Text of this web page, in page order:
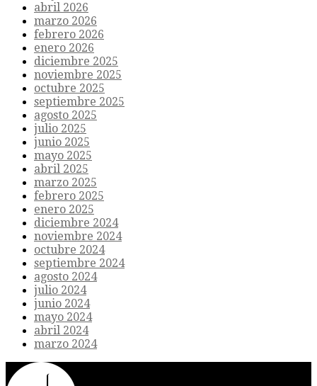
abril 2026
marzo 2026
febrero 2026
enero 2026
diciembre 2025
noviembre 2025
octubre 2025
septiembre 2025
agosto 2025
julio 2025
junio 2025
mayo 2025
abril 2025
marzo 2025
febrero 2025
enero 2025
diciembre 2024
noviembre 2024
octubre 2024
septiembre 2024
agosto 2024
julio 2024
junio 2024
mayo 2024
abril 2024
marzo 2024